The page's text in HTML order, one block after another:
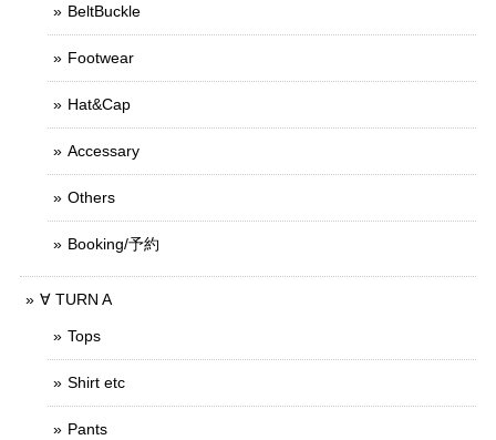
BeltBuckle
Footwear
Hat&Cap
Accessary
Others
Booking/予約
∀ TURN A
Tops
Shirt etc
Pants